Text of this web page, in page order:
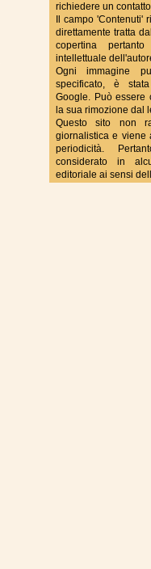
richiedere un
Il campo 'Contenuti'
direttamente tratta
copertina
intellettuale
Ogni immagine
specificato, è
Google. Può essere
la sua rimozione dal
Questo sito non
giornalistica e viene
periodicità.
considerato in
editoriale ai sensi